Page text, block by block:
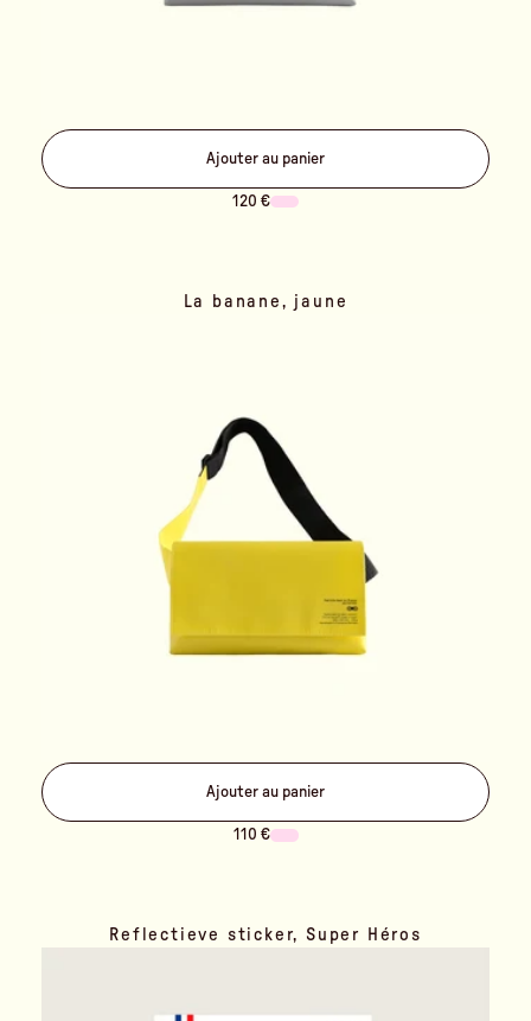
Ajouter au panier
120 €
La banane, jaune
Ajouter au panier
110 €
Reflectieve sticker, Super Héros